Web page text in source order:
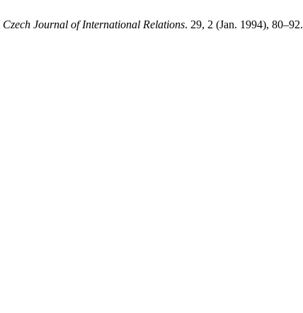
Czech Journal of International Relations. 29, 2 (Jan. 1994),